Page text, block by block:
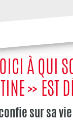
À QUI
» EST
sur sa